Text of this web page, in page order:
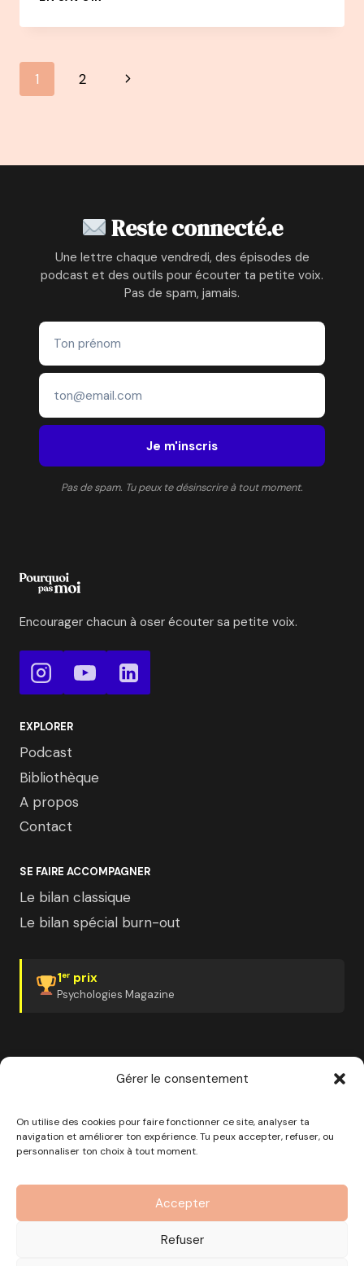
Gérer le consentement
On utilise des cookies pour faire fonctionner ce site, analyser ta
navigation et améliorer ton expérience. Tu peux accepter, refuser, ou
personnaliser ton choix à tout moment.
Accepter
Refuser
BURN-
COMPRENDRE
Navigation
1 2
Page
Reste connecté.e
Une lettre chaque vendredi, des épisodes de
podcast et des outils pour écouter ta petite voix.
Pas de spam, jamais.
Je m'inscris
Pas de spam. Tu peux te désinscrire à tout moment.
Encourager chacun à oser écouter sa petite voix.
EXPLORER
Podcast
Bibliothèque
A propos
Contact
SE FAIRE ACCOMPAGNER
Le bilan classique
Le bilan spécial burn-out
1er prix
Psychologies Magazine
capital de 1000€ · RCS Marseille · SIRET
890 976 699 00037
OF n°93 13 18812 13 — Enregistré auprès du préfet de la
région Provence-Alpes-Côte d'Azur